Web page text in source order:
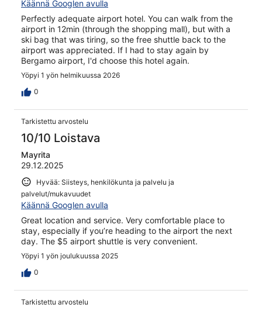
Käännä Googlen avulla
Perfectly adequate airport hotel. You can walk from the
airport in 12min (through the shopping mall), but with a
ski bag that was tiring, so the free shuttle back to the
airport was appreciated. If I had to stay again by
Bergamo airport, I'd choose this hotel again.
Yöpyi 1 yön helmikuussa 2026
0
Tarkistettu arvostelu
10/10 Loistava
Mayrita
29.12.2025
Hyvää: Siisteys, henkilökunta ja palvelu ja
palvelut/mukavuudet
Käännä Googlen avulla
Great location and service. Very comfortable place to
stay, especially if you’re heading to the airport the next
day. The $5 airport shuttle is very convenient.
Yöpyi 1 yön joulukuussa 2025
0
Tarkistettu arvostelu